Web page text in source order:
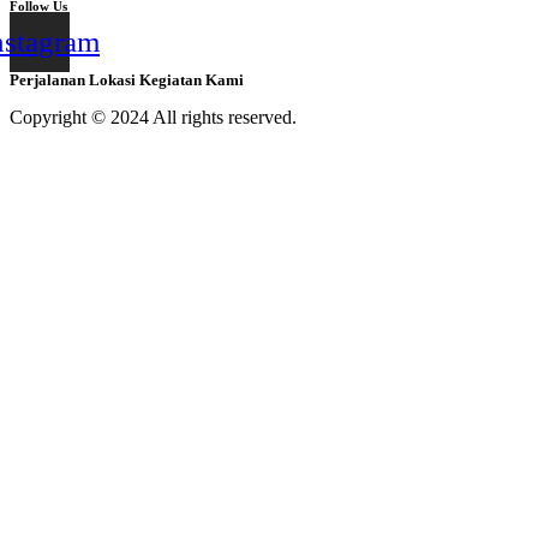
Follow Us
Perjalanan Lokasi Kegiatan Kami
Copyright © 2024 All rights reserved.